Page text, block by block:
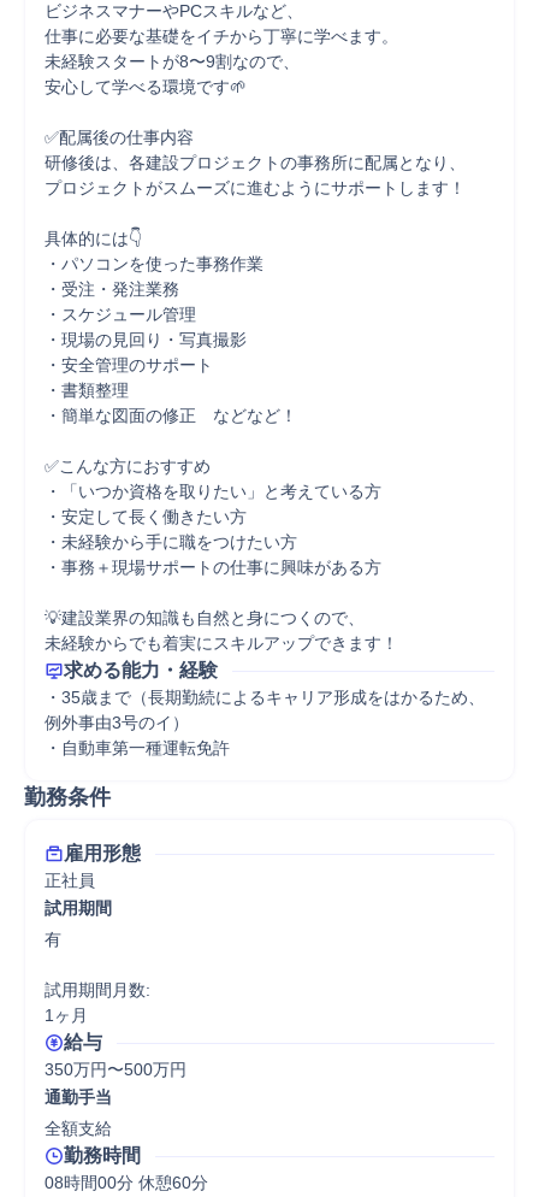
ビジネスマナーやPCスキルなど、
仕事に必要な基礎をイチから丁寧に学べます。
未経験スタートが8〜9割なので、
安心して学べる環境です🌱
✅配属後の仕事内容
研修後は、各建設プロジェクトの事務所に配属となり、
プロジェクトがスムーズに進むようにサポートします！
具体的には👇
・パソコンを使った事務作業
・受注・発注業務
・スケジュール管理
・現場の見回り・写真撮影
・安全管理のサポート
・書類整理
・簡単な図面の修正　などなど！
✅こんな方におすすめ
・「いつか資格を取りたい」と考えている方
・安定して長く働きたい方
・未経験から手に職をつけたい方
・事務＋現場サポートの仕事に興味がある方
💡建設業界の知識も自然と身につくので、
未経験からでも着実にスキルアップできます！
求める能力・経験
・35歳まで（長期勤続によるキャリア形成をはかるため、
例外事由3号のイ）
・自動車第一種運転免許
勤務条件
雇用形態
正社員
試用期間
有
試用期間月数:
1ヶ月
給与
350万円〜500万円
通勤手当
全額支給
勤務時間
08時間00分 休憩60分